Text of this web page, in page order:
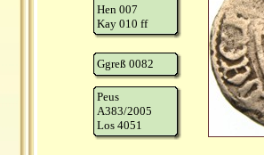
Hen 007
Kay 010 ff
Ggreß 0082
Peus
A383/2005
Los 4051